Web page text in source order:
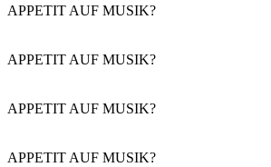
APPETIT AUF MUSIK?
APPETIT AUF MUSIK?
APPETIT AUF MUSIK?
APPETIT AUF MUSIK?